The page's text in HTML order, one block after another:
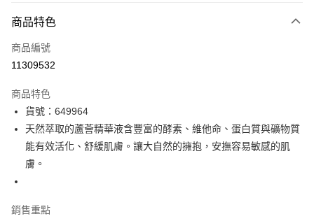
icash Pay
信用卡一次付款
LINE Pay
Apple Pay
街口支付
悠遊付
Google Pay
商品特色
商品編號
11309532
商品特色
貨號：649964
天然萃取的蘆薈精華液含豐富的酵素、維他命、蛋白質與礦物質
能有效活化、舒緩肌膚。讓大自然的擁抱，安撫容易敏感的肌
膚。
銷售重點